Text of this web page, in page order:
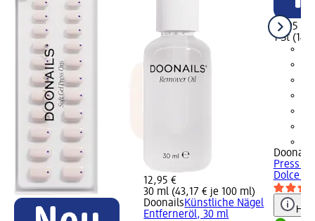
12,95 €
30 ml (43,17 € je 100 ml)
DoonailsKünstliche Nägel
Entferneröl, 30 ml
14,95 €
1 St
Doonails
Press
Dolce